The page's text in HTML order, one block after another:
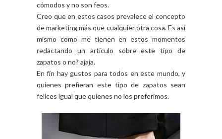
cómodos y no son feos.
Creo que en estos casos prevalece el concepto
de marketing más que cualquier otra cosa. Es así
mismo como me tienen en estos momentos
redactando un articulo sobre este tipo de
zapatos o no? ajaja.
En fín hay gustos para todos en este mundo, y
quienes prefieran este tipo de zapatos sean
felices igual que quienes no los preferimos.